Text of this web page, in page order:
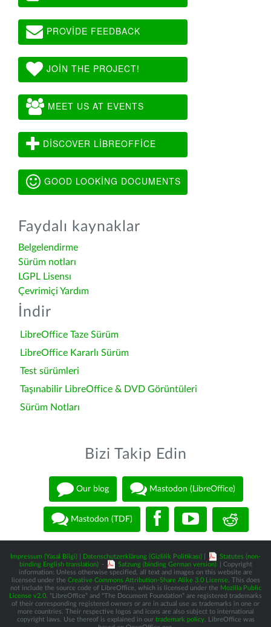
PROVIDE FEEDBACK
JOIN THE PROJECT!
MEET US AT EVENTS
DISCOVER LIBREOFFICE
GOOD LOOKING DOCUMENTS
Faydalı kaynaklar
Belgelendirme
Sürüm notları
LGPL Lisensı
Çevrimiçi Yardım
İndir
LibreOffice Taze Sürüm
LibreOffice Kararlı Sürüm
Test sürümleri
Taşınabilir LibreOffice & DVD Görüntüleri
Sürüm Notları
Bizi Takip Edin
Our blog Mastodon (LibreOffice)
Mastodon (TDF)
Impressum (Yasal Bilgi) Datenschutzerklärung (Gizlilik Politikası)
Statutes (non-
binding English translation) - Satzung (binding German version)
| Copyright
information: Unless otherwise specified, all text and images on this website are
licensed under the Creative Commons Attribution-Share Alike 3.0 License. This does
not include the source code of LibreOffice, which is licensed under the Mozilla Public
License v2.0 . “LibreOffice” and “The Document Foundation” are registered trademarks
of their corresponding registered owners or are in actual use as trademarks in one or
more countries. Their respective logos and icons are also subject to international
copyright laws. Use thereof is explained in our trademark policy. LibreOffice was